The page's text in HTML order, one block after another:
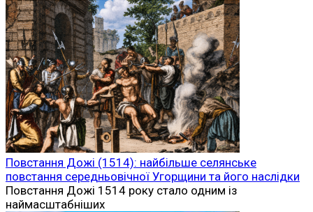
Повстання Дожі (1514): найбільше селянське
повстання середньовічної Угорщини та його наслідки
Повстання Дожі 1514 року стало одним із
наймасштабніших